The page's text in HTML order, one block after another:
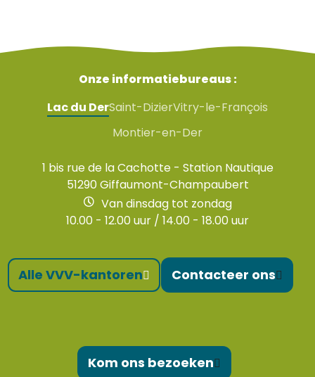
Onze informatiebureaus :
Lac du DerSaint-DizierVitry-le-François
Montier-en-Der
1 bis rue de la Cachotte - Station Nautique
51290 Giffaumont-Champaubert
Van dinsdag tot zondag
10.00 - 12.00 uur / 14.00 - 18.00 uur
Alle VVV-kantoren Contacteer ons
Kom ons bezoeken